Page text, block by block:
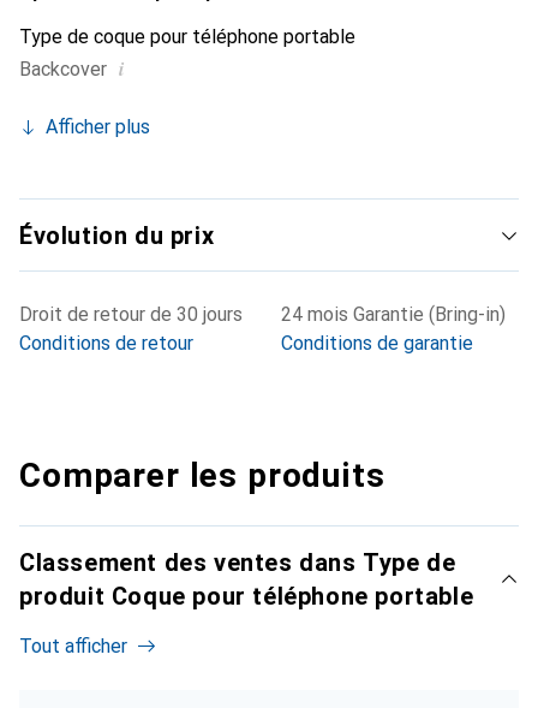
Type de coque pour téléphone portable
Backcover i
Afficher plus
Évolution du prix
Droit de retour de 30 jours
Conditions de retour
24 mois Garantie (Bring-in)
Conditions de garantie
Comparer les produits
Classement des ventes dans Type de
produit Coque pour téléphone portable
Tout afficher